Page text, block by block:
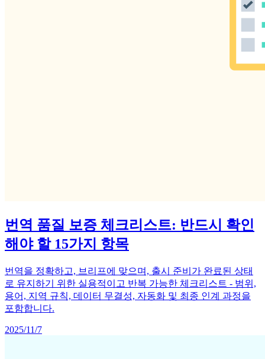
번역 품질 보증 체크리스트: 반드시 확인
해야 할 15가지 항목
번역을 정확하고, 브리프에 맞으며, 출시 준비가 완료된 상태
로 유지하기 위한 실용적이고 반복 가능한 체크리스트 - 범위,
용어, 지역 규칙, 데이터 무결성, 자동화 및 최종 인계 과정을
포함합니다.
2025/11/7